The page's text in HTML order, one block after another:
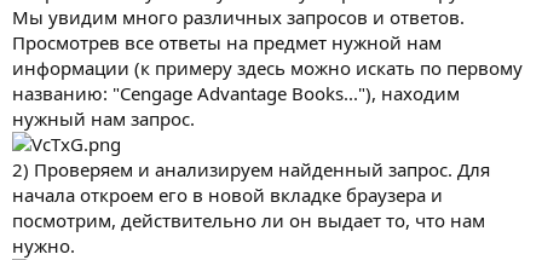
Мы увидим много различных запросов и ответов.
Просмотрев все ответы на предмет нужной нам
информации (к примеру здесь можно искать по первому
названию: "Cengage Advantage Books..."), находим
нужный нам запрос.
2) Проверяем и анализируем найденный запрос. Для
начала откроем его в новой вкладке браузера и
посмотрим, действительно ли он выдает то, что нам
нужно.